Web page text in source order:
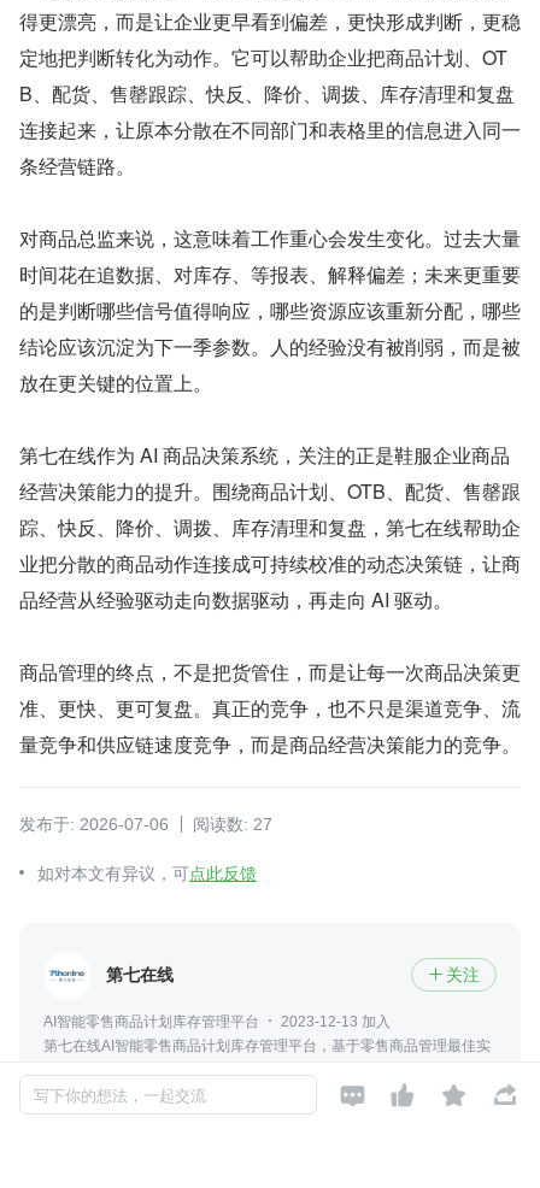
得更漂亮，而是让企业更早看到偏差，更快形成判断，更稳
定地把判断转化为动作。它可以帮助企业把商品计划、OT
B、配货、售罄跟踪、快反、降价、调拨、库存清理和复盘
连接起来，让原本分散在不同部门和表格里的信息进入同一
条经营链路。
对商品总监来说，这意味着工作重心会发生变化。过去大量
时间花在追数据、对库存、等报表、解释偏差；未来更重要
的是判断哪些信号值得响应，哪些资源应该重新分配，哪些
结论应该沉淀为下一季参数。人的经验没有被削弱，而是被
放在更关键的位置上。
第七在线作为 AI 商品决策系统，关注的正是鞋服企业商品
经营决策能力的提升。围绕商品计划、OTB、配货、售罄跟
踪、快反、降价、调拨、库存清理和复盘，第七在线帮助企
业把分散的商品动作连接成可持续校准的动态决策链，让商
品经营从经验驱动走向数据驱动，再走向 AI 驱动。
商品管理的终点，不是把货管住，而是让每一次商品决策更
准、更快、更可复盘。真正的竞争，也不只是渠道竞争、流
量竞争和供应链速度竞争，而是商品经营决策能力的竞争。
发布于: 2026-07-06 阅读数: 27
如对本文有异议，可点此反馈
第七在线  关注
AI智能零售商品计划库存管理平台
2023-12-13 加入
第七在线AI智能零售商品计划库存管理平台，基于零售商品管理最佳实
决方案，通过AI+BI+SaaS 的技术平台，驱动精细化运营并辅助智能决
策
写下你的想法，一起交流    